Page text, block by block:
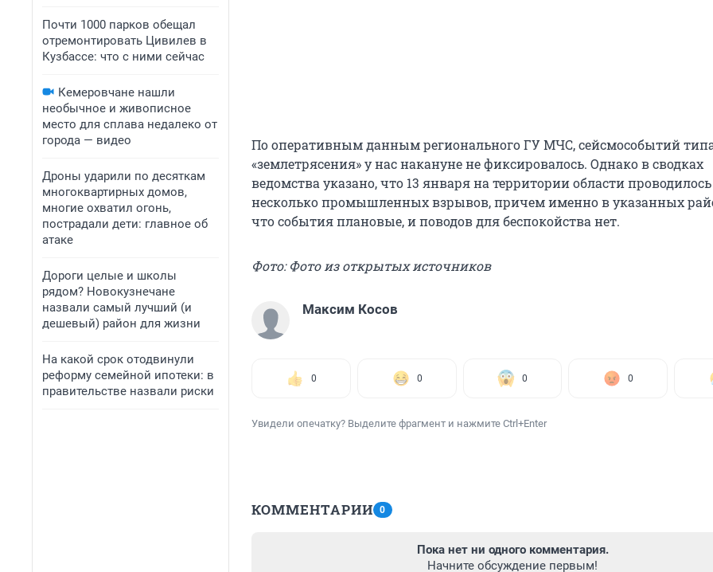
Почти 1000 парков обещал
отремонтировать Цивилев в
Кузбассе: что с ними сейчас
Кемеровчане нашли
необычное и живописное
место для сплава недалеко от
города — видео
Дроны ударили по десяткам
многоквартирных домов,
многие охватил огонь,
пострадали дети: главное об
атаке
Дороги целые и школы
рядом? Новокузнечане
назвали самый лучший (и
дешевый) район для жизни
На какой срок отодвинули
реформу семейной ипотеки: в
правительстве назвали риски
По оперативным данным регионального ГУ МЧС, сейсмособытий
«землетрясения» у нас накануне не фиксировалось. Однако в сводках
ведомства указано, что 13 января на территории области проводилось
несколько промышленных взрывов, причем именно в указанных
что события плановые, и поводов для беспокойства нет.
Фото: Фото из открытых источников
Максим Косов
0 0 0 0
Увидели опечатку? Выделите фрагмент и нажмите Ctrl+Enter
КОММЕНТАРИИ 0
Пока нет ни одного комментария.
Начните обсуждение первым!